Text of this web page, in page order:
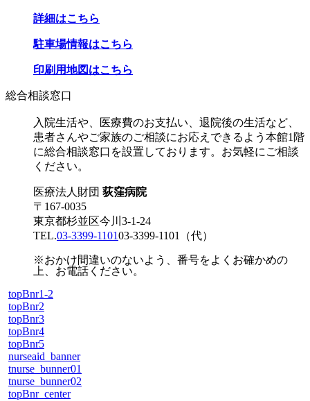
詳細はこちら
駐車場情報はこちら
印刷用地図はこちら
総合相談窓口
入院生活や、医療費のお支払い、退院後の生活など、
患者さんやご家族のご相談にお応えできるよう本館1階
に総合相談窓口を設置しております。お気軽にご相談
ください。
医療法人財団 荻窪病院
〒167-0035
東京都杉並区今川3-1-24
TEL.03-3399-110103-3399-1101 （代）
※おかけ間違いのないよう、番号をよくお確かめの
上、お電話ください。
topBnr1-2
topBnr2
topBnr3
topBnr4
topBnr5
nurseaid_banner
tnurse_bunner01
tnurse_bunner02
topBnr_center